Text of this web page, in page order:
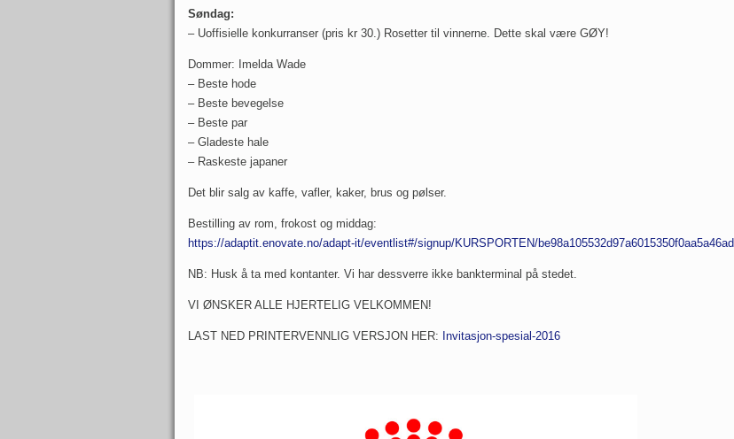
Søndag:
– Uoffisielle konkurranser (pris kr 30.) Rosetter til vinnerne. Dette skal være GØY!
Dommer: Imelda Wade
– Beste hode
– Beste bevegelse
– Beste par
– Gladeste hale
– Raskeste japaner
Det blir salg av kaffe, vafler, kaker, brus og pølser.
Bestilling av rom, frokost og middag:
https://adaptit.enovate.no/adapt-it/eventlist#/signup/KURSPORTEN/be98a105532d97a6015350f0aa5a46ad
NB: Husk å ta med kontanter. Vi har dessverre ikke bankterminal på stedet.
VI ØNSKER ALLE HJERTELIG VELKOMMEN!
LAST NED PRINTERVENNLIG VERSJON HER: Invitasjon-spesial-2016